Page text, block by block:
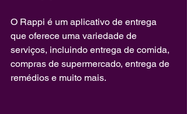
O Rappi é um aplicativo de entrega
que oferece uma variedade de
serviços, incluindo entrega de comida,
compras de supermercado, entrega de
remédios e muito mais.